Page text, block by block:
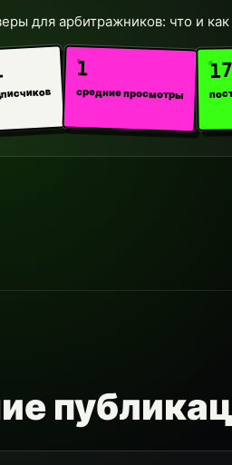
для арбитражников: что и
1
средние просмотры